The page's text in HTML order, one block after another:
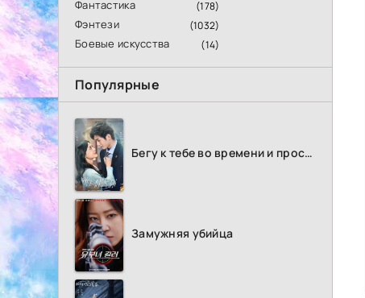
Фантастика (178)
Фэнтези (1032)
Боевые искусства (14)
Популярные
Бегу к тебе во времени и пространстве
Замужняя убийца